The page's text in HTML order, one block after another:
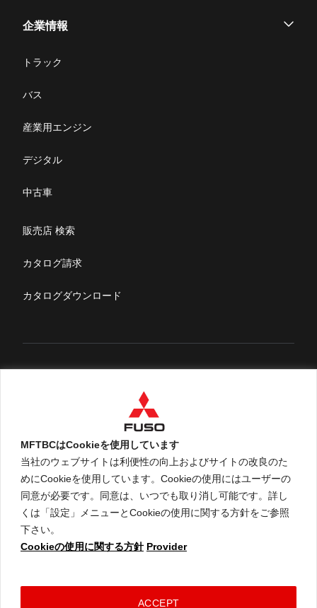
MFTBCはCookieを使用しています
当社のウェブサイトは利便性の向上およびサイトの改良のた
めにCookieを使用しています。Cookieの使用にはユーザーの
同意が必要です。同意は、いつでも取り消し可能です。詳し
くは「設定」メニューとCookieの使用に関する方針をご参照
下さい。
Cookieの使用に関する方針 Provider
ACCEPT
パーツ
企業情報
企業情報
お問い合わせ
ニュース・お知らせ
採用情報
リコール情報
特定整備(自動車一覧表）
ふそうライフ
FUSOマガジン
トラック
バス
産業用エンジン
デジタル
中古車
販売店 検索
カタログ請求
カタログダウンロード
An ARCHION Group Company